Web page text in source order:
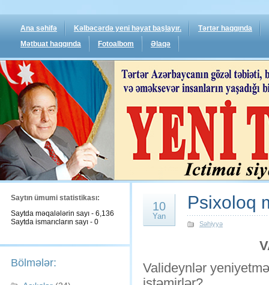
Ana səhifə Kəlbəcərdə yeni həyat başlayır.
Tərtər haqqında
Mətbuat haqqında
Fotoalbom Əlaqə
Saytın ümumi statistikası:
Saytda məqalələrin sayı - 6,136
Saytda ismarıcların sayı - 0
Bölmələr:
10
Yan
Psixoloq
Səhiyyə
Valideynlər